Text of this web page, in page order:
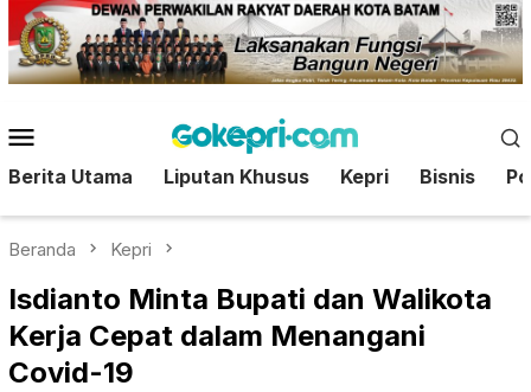
Loncat
ke
konten
Mobile
Berita Utama Liputan Khusus Kepri Bisnis
Beranda Kepri
Isdianto Minta Bupati dan Walikota
Kerja Cepat dalam Menangani
Covid-19